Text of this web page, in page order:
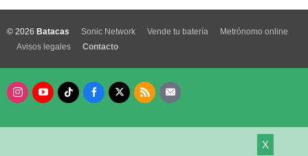
X
© 2026 Batacas Sonic Network Vende tu batería
Metrónomo online
Avisos legales
Contacto